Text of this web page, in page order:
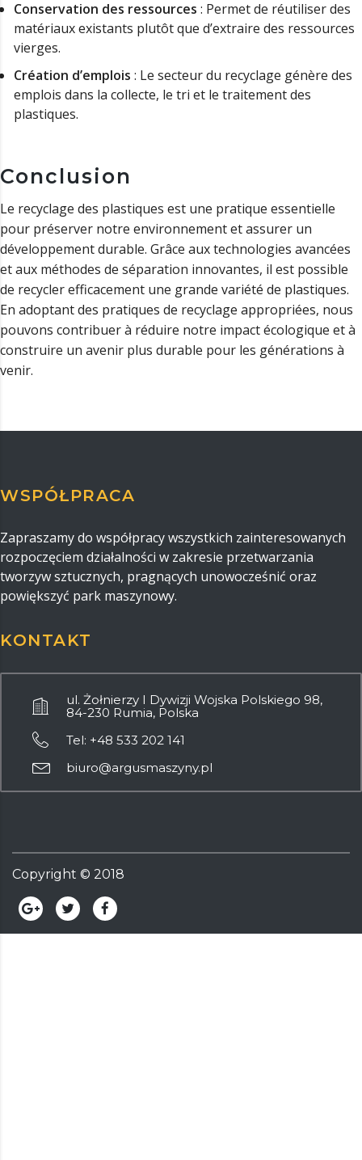
Conservation des ressources : Permet de réutiliser des
matériaux existants plutôt que d’extraire des ressources
vierges.
Création d’emplois : Le secteur du recyclage génère des
emplois dans la collecte, le tri et le traitement des
plastiques.
Conclusion
Le recyclage des plastiques est une pratique essentielle
pour préserver notre environnement et assurer un
développement durable. Grâce aux technologies avancées
et aux méthodes de séparation innovantes, il est possible
de recycler efficacement une grande variété de plastiques.
En adoptant des pratiques de recyclage appropriées, nous
pouvons contribuer à réduire notre impact écologique et à
construire un avenir plus durable pour les générations à
venir.
WSPÓŁPRACA
Zapraszamy do współpracy wszystkich zainteresowanych
rozpoczęciem działalności w zakresie przetwarzania
tworzyw sztucznych, pragnących unowocześnić oraz
powiększyć park maszynowy.
KONTAKT
ul. Żołnierzy I Dywizji Wojska Polskiego 98,
84-230 Rumia, Polska
Tel: +48 533 202 141
biuro@argusmaszyny.pl
Copyright © 2018